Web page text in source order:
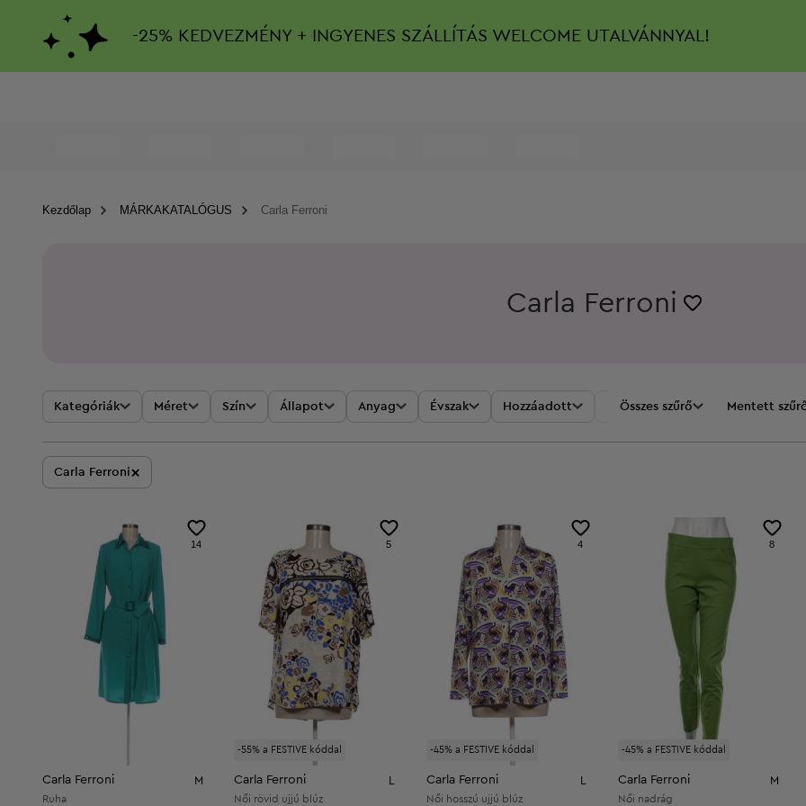
-25% KEDVEZMÉNY + INGYENES SZÁLLÍTÁS WELCOME UTALVÁNNYAL!
Kezdőlap MÁRKAKATALÓGUS Carla Ferroni
Carla Ferroni
Kategóriák Méret Szín Állapot Anyag Évszak Hozzáadott Akciók Ár
Összes szűrő Mentett
Carla Ferroni×
14
Carla Ferroni M
Ruha
-55% a FESTIVE kóddal
5
Carla Ferroni
Női rövid ujjú blúz
-45% a FESTIVE kóddal
4
Carla Ferroni
Női hosszú ujjú blúz
-45% a FESTIVE kóddal
8
Carla Ferroni M
Női nadrág